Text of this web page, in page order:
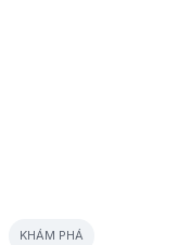
KHÁM PHÁ